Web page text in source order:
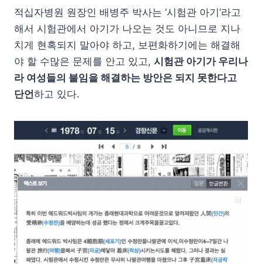
적십자병원 원장인 배병주 박사는 ‘시험관 아기’라고
해서 시험관에서 아기가 나오는 것도 아니므로 지나
치게 현혹되지 말아야 하고, 보편화하기에는 해결해
야 할 수많은 문제를 안고 있고, 시험관 아기가 우리나
라 여성들의 불임을 해결하는 방안은 되지 못한다고
단언하고 있다.